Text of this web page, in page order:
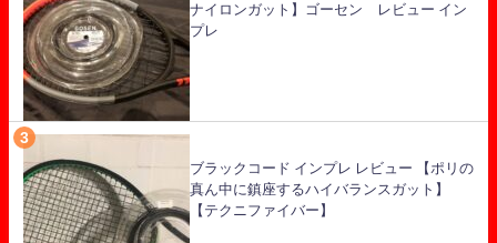
ナイロンガット】ゴーセン レビュー イン
プレ
ブラックコード インプレ レビュー 【ポリの
真ん中に鎮座するハイバランスガット】
【テクニファイバー】